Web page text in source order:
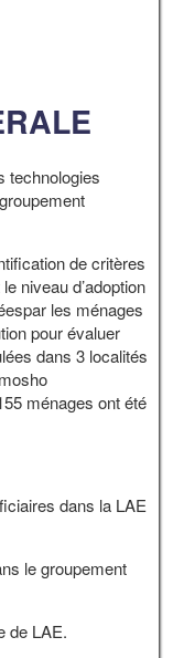
technologies
de critères
niveau d’adoption
les ménages
pour évaluer
dans 3 localités
ménages ont été
dans la LAE
le groupement
de LAE.